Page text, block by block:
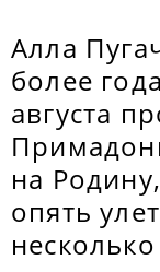
Алла
более
августа
на
опять